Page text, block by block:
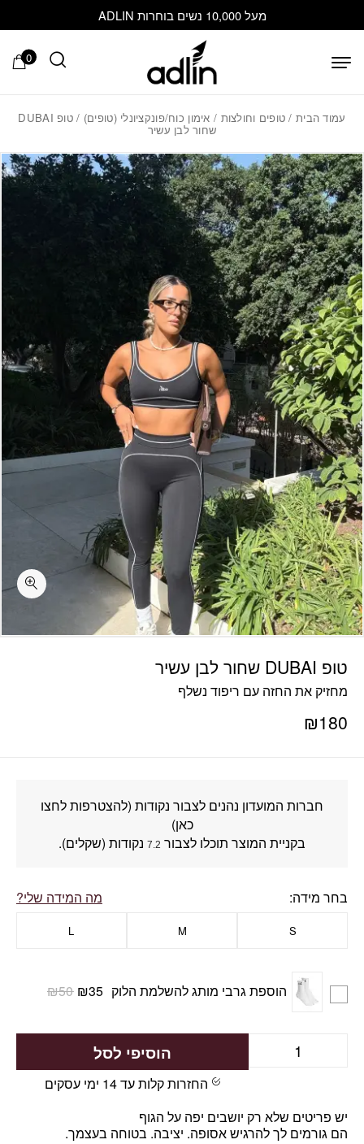
מעל 10,000 נשים בוחרות ADLIN
0
עמוד הבית / טופים וחולצות / אימון כוח/פונקציונלי (טופים) / טופ DUBAI
שחור לבן עשיר
טופ DUBAI שחור לבן עשיר
מחזיק את החזה עם ריפוד נשלף
₪180
יש פריטים שלא רק יושבים יפה על הגוף
הם גורמים לך להרגיש אסופה. יציבה. בטוחה בעצמך.
בחר מידה מה המידה שלי?
S
M
L
הוספת גרבי מותג להשלמת הלוק ₪50 ₪35
הוסיפי לסל
החזרות קלות עד 14 ימי עסקים
חברות המועדון נהנים לצבור נקודות (להצטרפות לחצו
כאן)
בקניית המוצר תוכלו לצבור 7.2 נקודות (שקלים).